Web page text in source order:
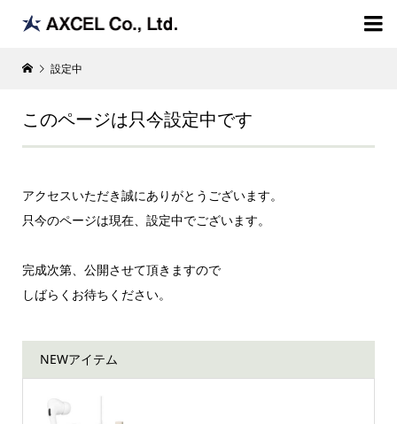

設定中
このページは只今設定中です
アクセスいただき誠にありがとうございます。
只今のページは現在、設定中でございます。
完成次第、公開させて頂きますので
しばらくお待ちください。
NEWアイテム